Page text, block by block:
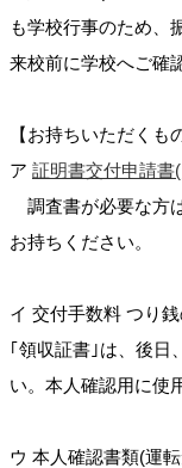
も学校行事のため、
来校前に学校へご確
【お持ちいただくも
ア 証明書交付申請書
調査書が必要な方は
お持ちください。
イ 交付手数料 つり
｢領収証書｣は、後日
い。本人確認用に使
ウ 本人確認書類(運